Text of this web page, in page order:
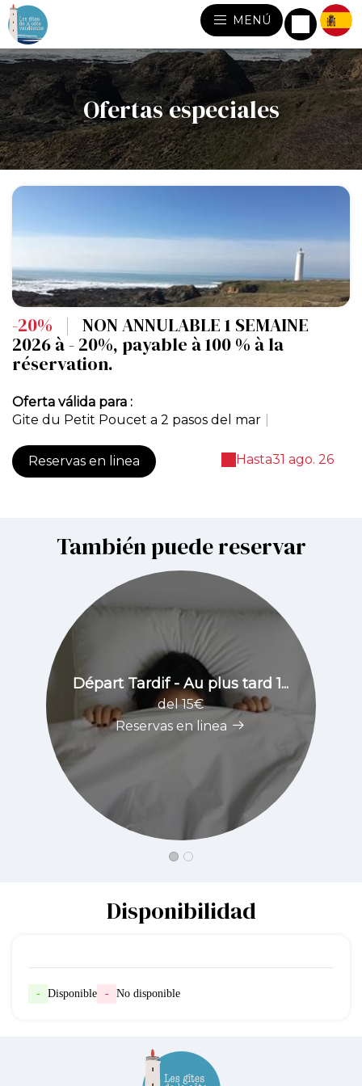
MENÚ
Ofertas especiales
-20% | NON ANNULABLE 1 SEMAINE
2026 à - 20%, payable à 100 % à la
réservation.
Oferta válida para :
Gite du Petit Poucet a 2 pasos del mar
Reservas en linea Hasta31 ago. 26
También puede reservar
Départ Tardif - Au plus tard 1...
del 15€
Reservas en linea
Disponibilidad
- Disponible - No disponible